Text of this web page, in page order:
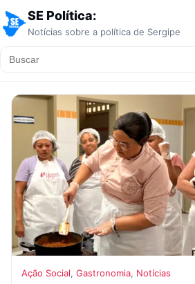
SE Política:
Notícias sobre a política de Sergipe
Ação Social, Gastronomia, Notícias